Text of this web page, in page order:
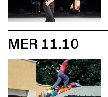
MER 11.10